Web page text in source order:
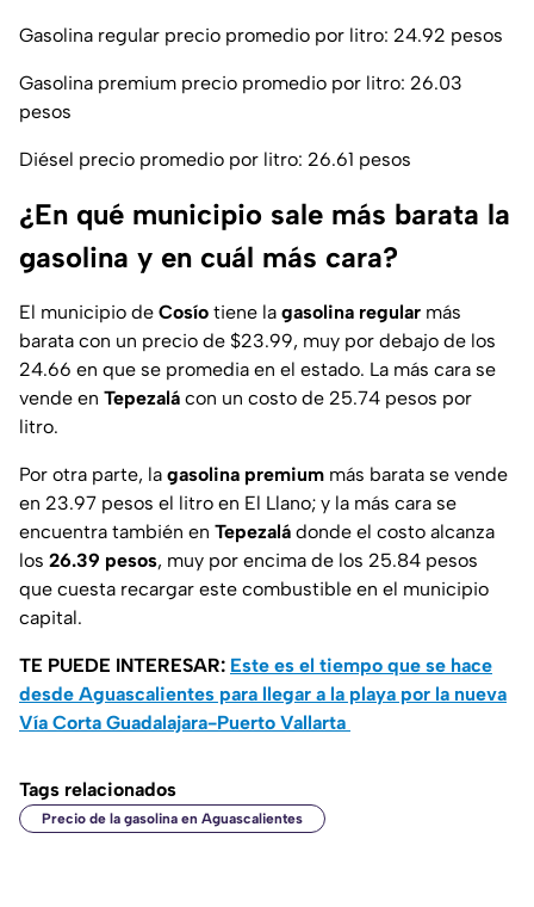
Gasolina regular precio promedio por litro: 24.92 pesos
Gasolina premium precio promedio por litro: 26.03
pesos
Diésel precio promedio por litro: 26.61 pesos
¿En qué municipio sale más barata la
gasolina y en cuál más cara?
El municipio de Cosío tiene la gasolina regular más
barata con un precio de $23.99, muy por debajo de los
24.66 en que se promedia en el estado. La más cara se
vende en Tepezalá con un costo de 25.74 pesos por
litro.
Por otra parte, la gasolina premium más barata se vende
en 23.97 pesos el litro en El Llano; y la más cara se
encuentra también en Tepezalá donde el costo alcanza
los 26.39 pesos, muy por encima de los 25.84 pesos
que cuesta recargar este combustible en el municipio
capital.
TE PUEDE INTERESAR: Este es el tiempo que se hace
desde Aguascalientes para llegar a la playa por la nueva
Vía Corta Guadalajara-Puerto Vallarta
Tags relacionados
Precio de la gasolina en Aguascalientes